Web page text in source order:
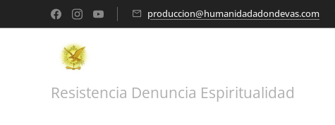
produccion@humanidadadondevas.com
Resistencia Denuncia Espiritualidad